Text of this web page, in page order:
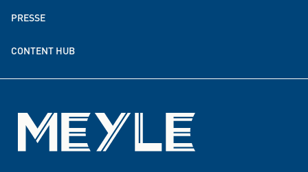
Events
PRESSE
CONTENT HUB